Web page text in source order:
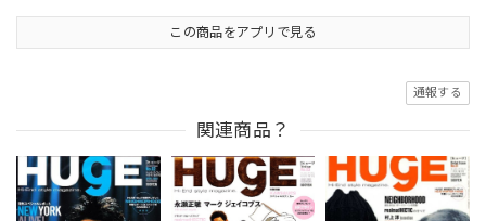
この商品をアプリで見る
通報する
関連商品？